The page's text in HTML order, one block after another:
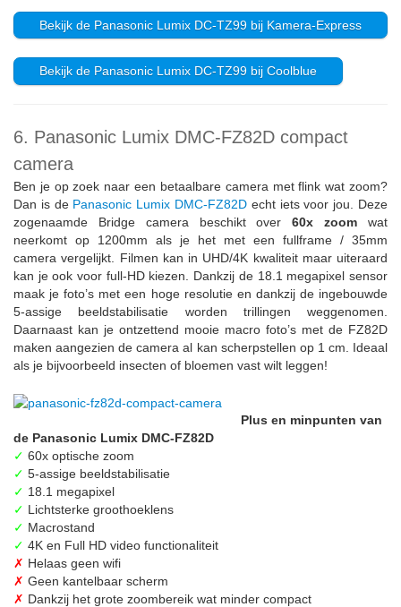
Bekijk de Panasonic Lumix DC-TZ99 bij Kamera-Express
Bekijk de Panasonic Lumix DC-TZ99 bij Coolblue
6. Panasonic Lumix DMC-FZ82D compact
camera
Ben je op zoek naar een betaalbare camera met flink wat zoom?
Dan is de Panasonic Lumix DMC-FZ82D echt iets voor jou. Deze
zogenaamde Bridge camera beschikt over60x zoom wat
neerkomt op 1200mm als je het met een fullframe / 35mm
camera vergelijkt. Filmen kan in UHD/4K kwaliteit maar uiteraard
kan je ook voor full-HD kiezen. Dankzij de 18.1 megapixel sensor
maak je foto’s met een hoge resolutie en dankzij de ingebouwde
5-assige beeldstabilisatie worden trillingen weggenomen.
Daarnaast kan je ontzettend mooie macro foto’s met de FZ82D
maken aangezien de camera al kan scherpstellen op 1 cm. Ideaal
als je bijvoorbeeld insecten of bloemen vast wilt leggen!
Plus en minpunten van
de Panasonic Lumix DMC-FZ82D
✓ 60x optische zoom
✓ 5-assige beeldstabilisatie
✓ 18.1 megapixel
✓ Lichtsterke groothoeklens
✓ Macrostand
✓ 4K en Full HD video functionaliteit
✗ Helaas geen wifi
✗ Geen kantelbaar scherm
✗ Dankzij het grote zoombereik wat minder compact